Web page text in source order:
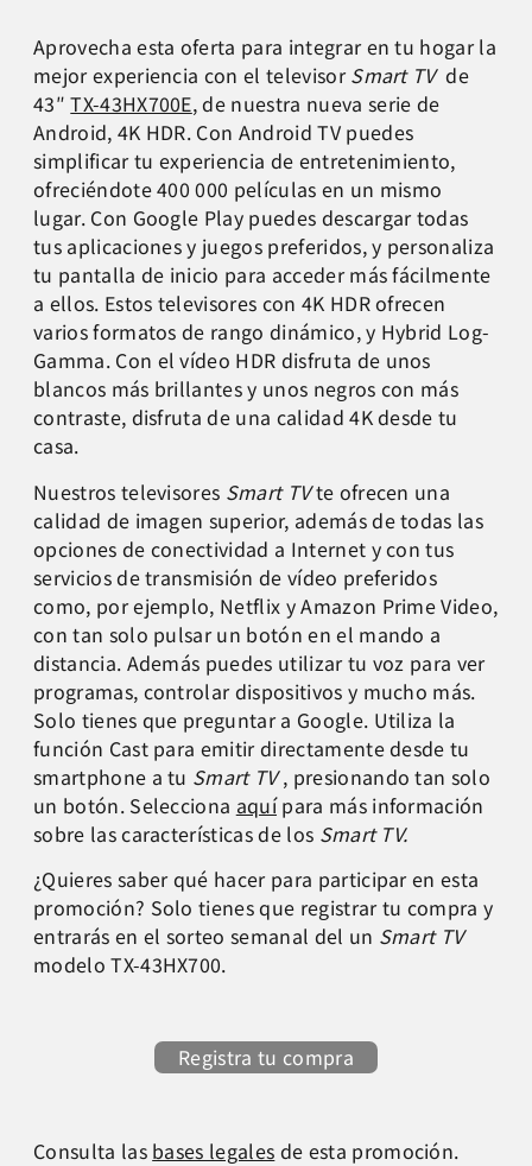
Aprovecha esta oferta para integrar en tu hogar la
mejor experiencia con el televisorSmart TVde
43″TX-43HX700E, de nuestra nueva serie de
Android, 4K HDR. Con Android TV puedes
simplificar tu experiencia de entretenimiento,
ofreciéndote 400 000 películas en un mismo
lugar. Con Google Play puedes descargar todas
tus aplicaciones y juegos preferidos, y personaliza
tu pantalla de inicio para acceder más fácilmente
a ellos. Estos televisores con 4K HDR ofrecen
varios formatos de rango dinámico, y Hybrid Log-
Gamma. Con el vídeo HDR disfruta de unos
blancos más brillantes y unos negros con más
contraste, disfruta de una calidad 4K desde tu
casa.
Nuestros televisores Smart TVte ofrecen una
calidad de imagen superior, además de todas las
opciones de conectividad a Internet y con tus
servicios de transmisión de vídeo preferidos
como, por ejemplo, Netflix y Amazon Prime Video,
con tan solo pulsar un botón en el mando a
distancia. Además puedes utilizar tu voz para ver
programas, controlar dispositivos y mucho más.
Solo tienes que preguntar a Google. Utiliza la
función Cast para emitir directamente desde tu
smartphone a tu Smart TV, presionando tan solo
un botón. Selecciona aquípara más información
sobre las características de los Smart TV.
¿Quieres saber qué hacer para participar en esta
promoción? Solo tienes que registrar tu compra y
entrarás en el sorteo semanal del un Smart TV
modelo TX-43HX700.
Registra tu compra
Consulta las bases legales de esta promoción.